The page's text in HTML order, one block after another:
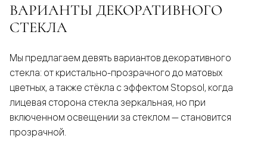
ВАРИАНТЫ ДЕКОРАТИВНОГО
СТЕКЛА
Мы предлагаем девять вариантов декоративного
стекла: от кристально-прозрачного до матовых
цветных, а также стёкла с эффектом Stopsol, когда
лицевая сторона стекла зеркальная, но при
включенном освещении за стеклом — становится
прозрачной.